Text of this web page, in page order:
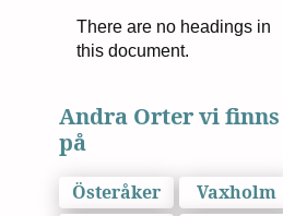
There are no headings in
this document.
Andra Orter vi finns
på
Österåker
Vaxholm